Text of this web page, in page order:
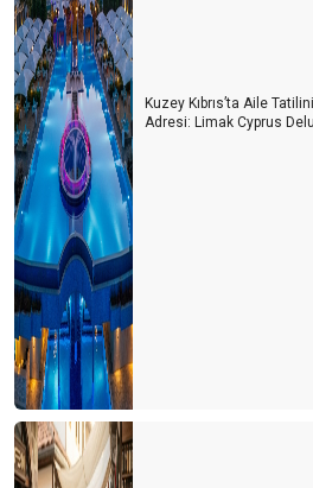
Kuzey Kıbrıs’ta Aile
Adresi: Limak Cyprus